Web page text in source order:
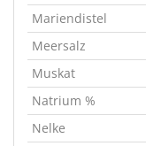
Mariendistel
Meersalz
Muskat
Natrium %
Nelke